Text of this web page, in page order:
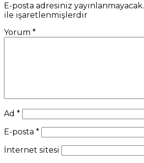
E-posta adresiniz yayınlanmayacak.
ile işaretlenmişlerdir
Yorum *
Ad *
E-posta *
İnternet sitesi